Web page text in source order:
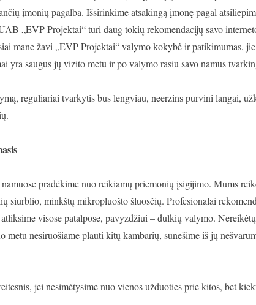
įmonių pagalba. Išsirinkime atsakingą įmonę pagal
„EVP Projektai“ turi daug tokių rekomendacijų savo
mane žavi „EVP Projektai“ valymo kokybė ir patikimumas,
yra saugūs jų vizito metu ir po valymo rasiu savo namus
reguliariai tvarkytis bus lengviau, neerzins purvini langai,
pradėkime nuo reikiamų priemonių įsigijimo. Mums
siurblio, minkštų mikropluošto šluosčių. Profesionalai
visose patalpose, pavyzdžiui – dulkių valymo.
metu nesiruošiame plauti kitų kambarių, sunešime iš jų
jei nesimėtysime nuo vienos užduoties prie kitos, bet